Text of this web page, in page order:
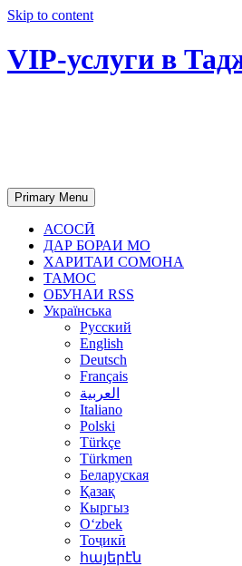
Skip to content
VIP-услуги в
Primary Menu
АСОСӢ
ДАР БОРАИ МО
ХАРИТАИ СОМОНА
ТАМОС
ОБУНАИ RSS
Українська
Русский
English
Deutsch
Français
العربية
Italiano
Polski
Türkçe
Türkmen
Беларуская
Қазақ
Кыргыз
Oʻzbek
Тоҷикӣ
հայերէն